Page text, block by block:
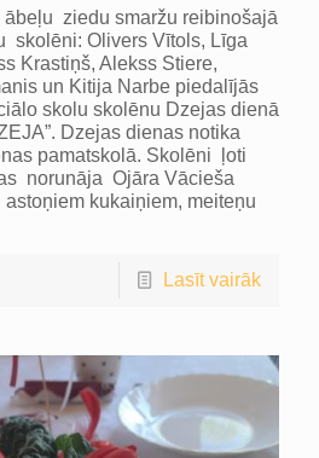
ziedu smaržu reibinošajā
skolēni: Olivers Vītols, Līga
Krastiņš, Alekss Stiere,
un Kitija Narbe piedalījās
skolu skolēnu Dzejas dienā
Dzejas dienas notika
pamatskolā. Skolēni ļoti
norunāja Ojāra Vācieša
kukaiņiem, meiteņu
Lasīt vairāk